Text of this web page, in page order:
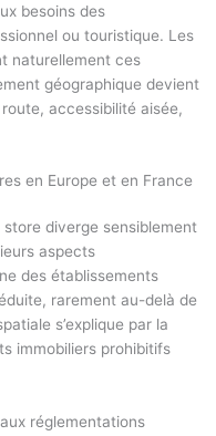
besoins des
ou touristique. Les
naturellement ces
géographique devient
accessibilité aisée,
en Europe et en France
diverge sensiblement
aspects
des établissements
rarement au-delà de
s’explique par la
immobiliers prohibitifs
réglementations